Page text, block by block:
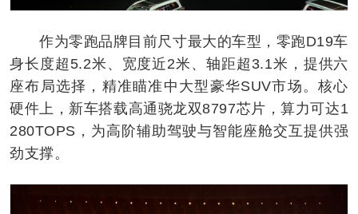
作为零跑品牌目前尺寸最大的车型，零跑D19车
身长度超5.2米、宽度近2米、轴距超3.1米，提供六
座布局选择，精准瞄准中大型豪华SUV市场。核心
硬件上，新车搭载高通骁龙双8797芯片，算力可达1
280TOPS，为高阶辅助驾驶与智能座舱交互提供强
劲支撑。